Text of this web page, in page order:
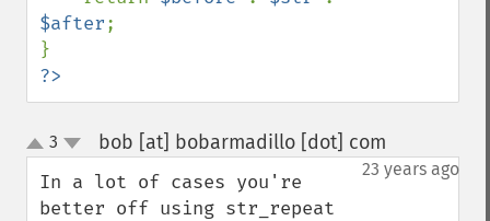
$after;
?>
up
down
3 bob [at] bobarmadillo [dot] com
23 years ago
In a lot of cases you're
better off using str_repeat